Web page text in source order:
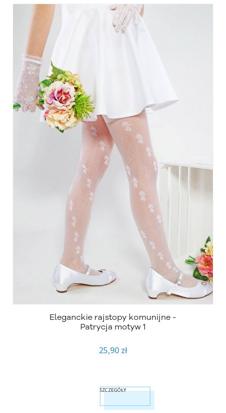
Eleganckie rajstopy komunijne -
Patrycja motyw 1
25,90 zł
SZCZEGÓŁY